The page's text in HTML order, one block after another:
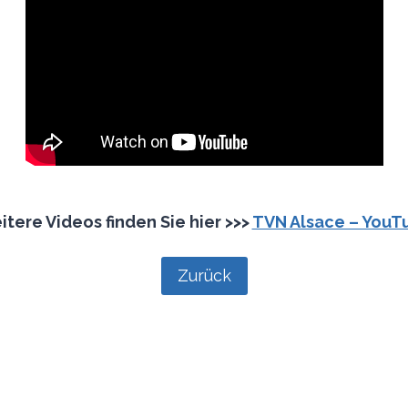
Videos finden Sie hier >>>TVN Alsace –
Zurück